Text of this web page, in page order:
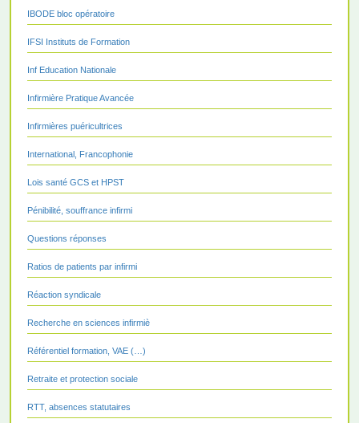
IBODE bloc opératoire
IFSI Instituts de Formation
Inf Education Nationale
Infirmière Pratique Avancée
Infirmières puéricultrices
International, Francophonie
Lois santé GCS et HPST
Pénibilité, souffrance infirmi
Questions réponses
Ratios de patients par infirmi
Réaction syndicale
Recherche en sciences infirmiè
Référentiel formation, VAE (…)
Retraite et protection sociale
RTT, absences statutaires